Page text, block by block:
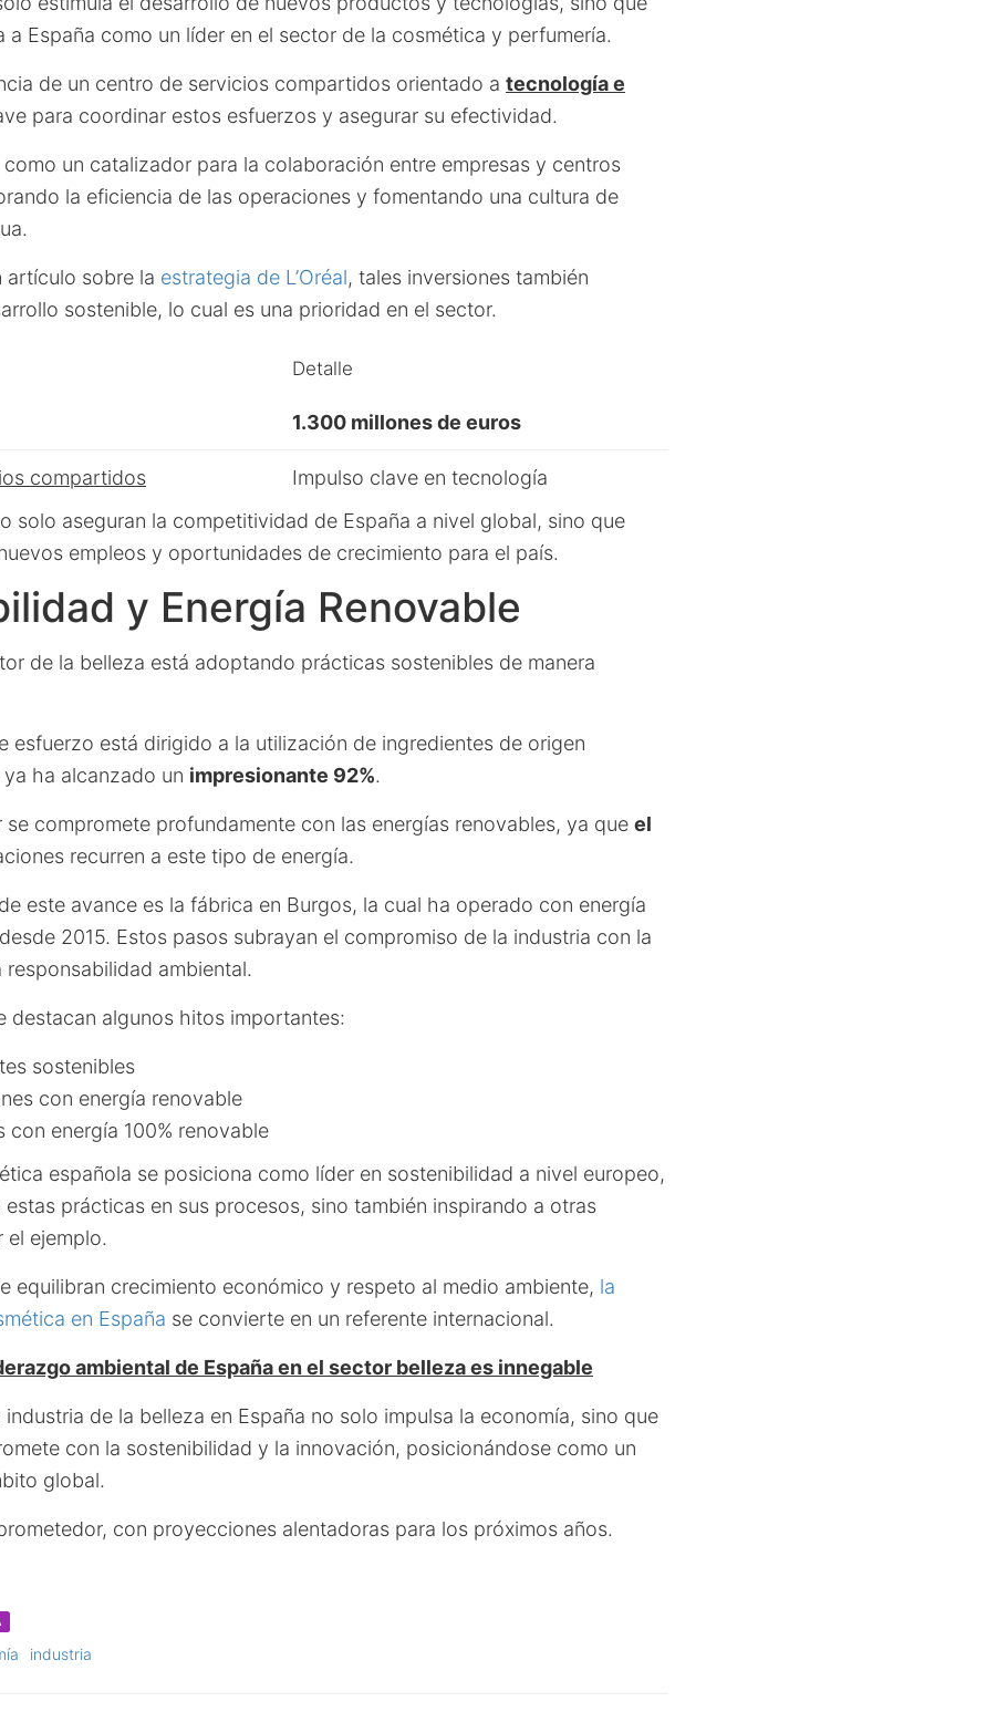
a España como un líder en el sector de la cosmética y perfumería.
de un centro de servicios compartidos orientado a tecnología e
para coordinar estos esfuerzos y asegurar su efectividad.
un catalizador para la colaboración entre empresas y centros
la eficiencia de las operaciones y fomentando una cultura de
artículo sobre la estrategia de L’Oréal, tales inversiones también
sostenible, lo cual es una prioridad en el sector.
Detalle
1.300 millones de euros
compartidos
Impulso clave en tecnología
solo aseguran la competitividad de España a nivel global, sino que
empleos y oportunidades de crecimiento para el país.
y Energía Renovable
de la belleza está adoptando prácticas sostenibles de manera
esfuerzo está dirigido a la utilización de ingredientes de origen
ha alcanzado un impresionante 92%.
se compromete profundamente con las energías renovables, ya que el
recurren a este tipo de energía.
este avance es la fábrica en Burgos, la cual ha operado con energía
desde 2015. Estos pasos subrayan el compromiso de la industria con la
ambiental.
destacan algunos hitos importantes:
sostenibles
con energía renovable
con energía 100% renovable
española se posiciona como líder en sostenibilidad a nivel europeo,
prácticas en sus procesos, sino también inspirando a otras
el ejemplo.
equilibran crecimiento económico y respeto al medio ambiente, la
en España se convierte en un referente internacional.
ambiental de España en el sector belleza es innegable
industria de la belleza en España no solo impulsa la economía, sino que
con la sostenibilidad y la innovación, posicionándose como un
global.
con proyecciones alentadoras para los próximos años.
industria